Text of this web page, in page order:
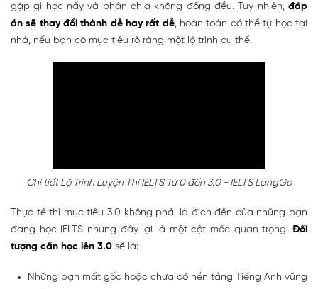
gặp gì học nấy và phân chia không đồng đều. Tuy nhiên, đáp
án sẽ thay đổi thành dễ hay rất dễ, hoàn toàn có thể tự học tại
nhà, nếu bạn có mục tiêu rõ ràng một lộ trình cụ thể.
Chi tiết Lộ Trình Luyện Thi IELTS Từ 0 đến 3.0 - IELTS LangGo
Thực tế thì mục tiêu 3.0 không phải là đích đến của những bạn
đang học IELTS nhưng đây lại là một cột mốc quan trọng. Đối
tượng cần học lên 3.0 sẽ là:
Những bạn mất gốc hoặc chưa có nền tảng Tiếng Anh vững